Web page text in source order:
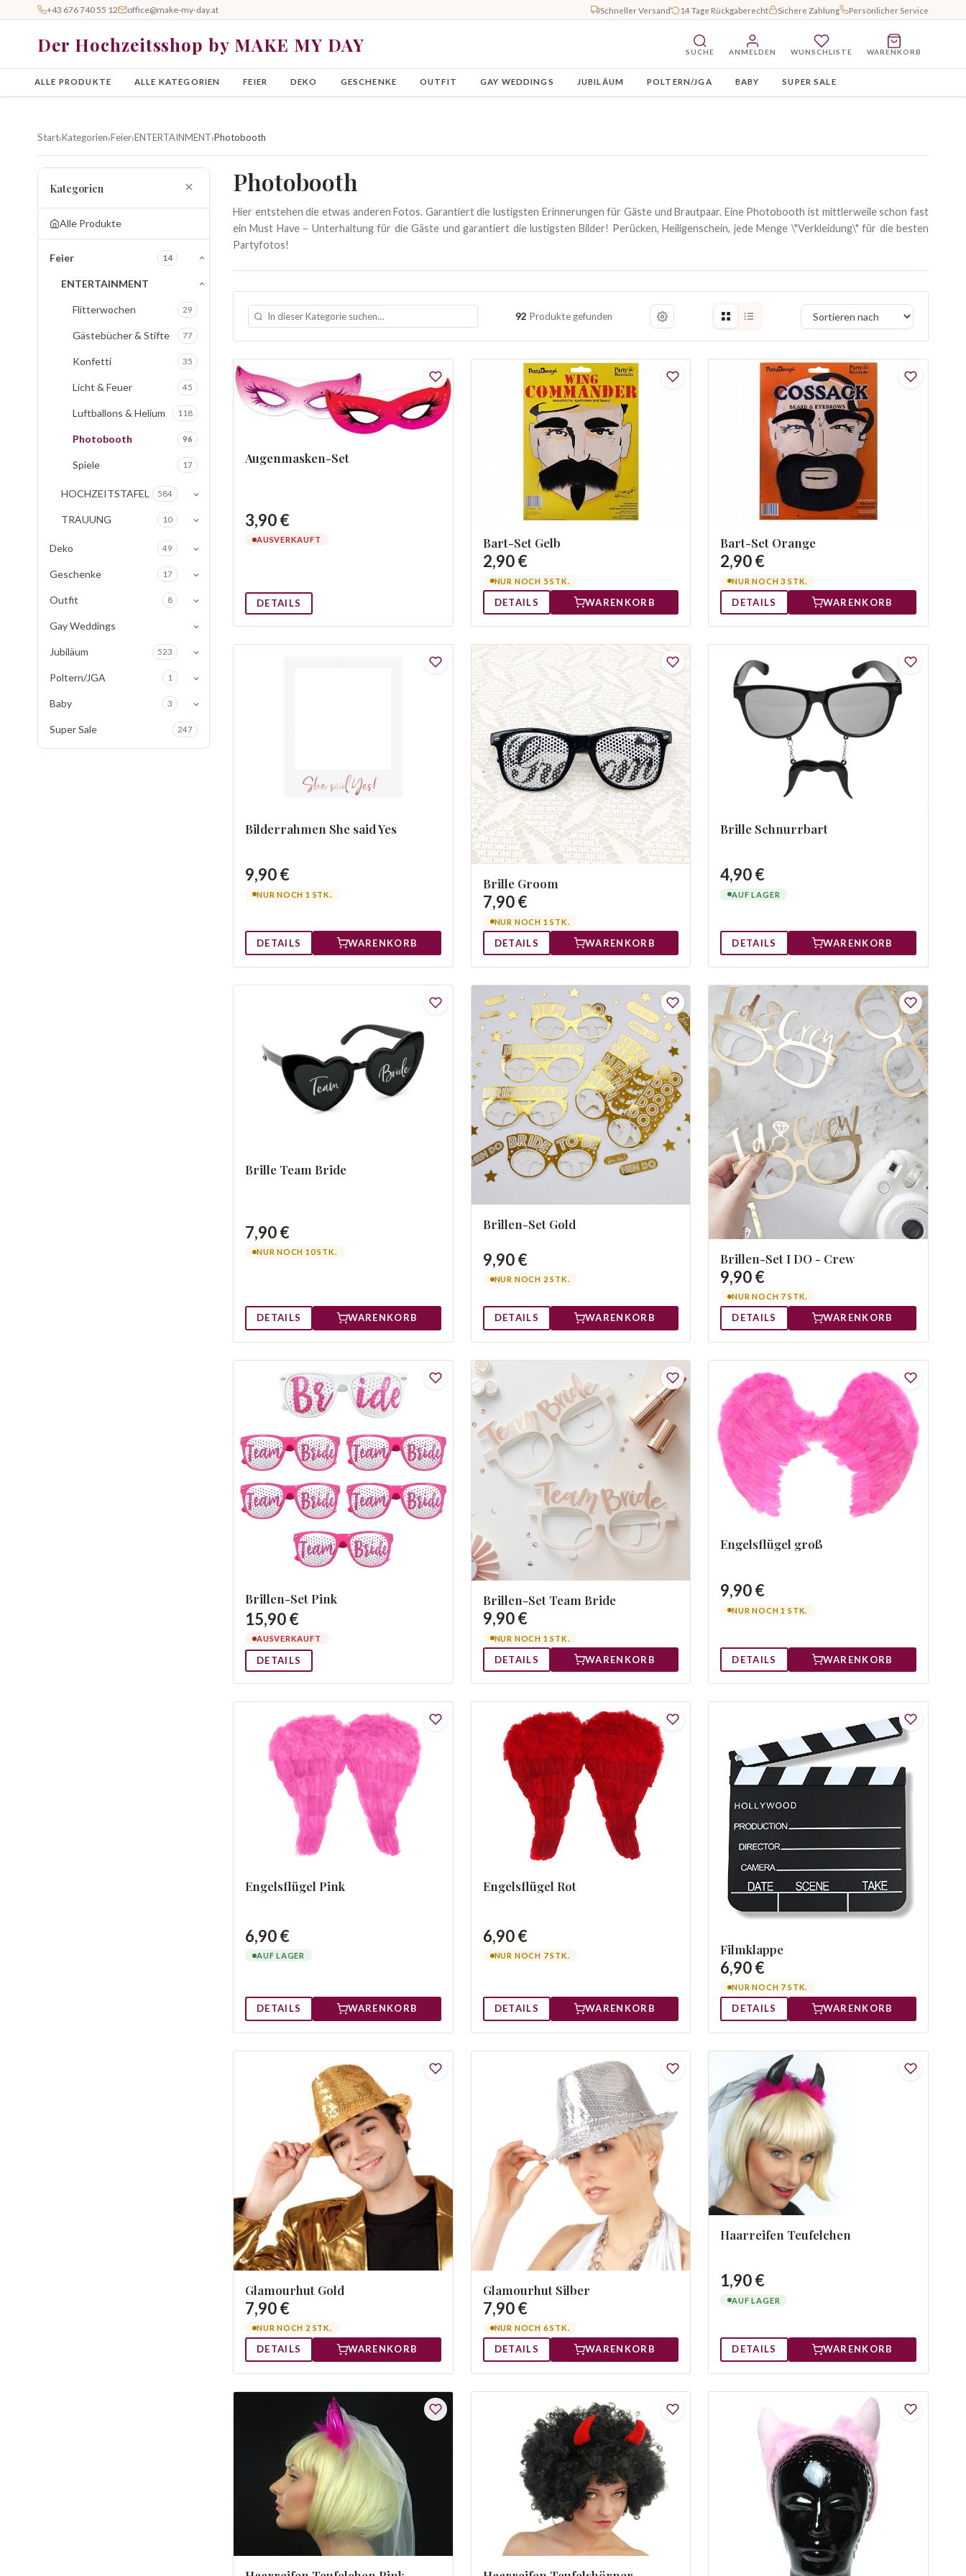
+43 676 740 55 12 office@make-my-day.at Schneller Versand 14 Tage Rückgaberecht Sichere Zahlung Persönlicher Service
Der Hochzeitsshop by MAKE MY DAY SUCHE ANMELDEN WUNSCHLISTE WARENKORB
ALLE PRODUKTE ALLE KATEGORIEN FEIER DEKO GESCHENKE OUTFIT GAY WEDDINGS JUBILÄUM POLTERN/JGA BABY SUPER SALE
Start›Kategorien›Feier›ENTERTAINMENT›Photobooth
Kategorien
Alle Produkte
Feier 14
ENTERTAINMENT
Flitterwochen 29
Gästebücher & Stifte 77
Konfetti 35
Licht & Feuer 45
Luftballons & Helium 118
Photobooth 96
Spiele 17
HOCHZEITSTAFEL 584
TRAUUNG 10
Deko 49
Geschenke 17
Outfit 8
Gay Weddings
Jubiläum 523
Poltern/JGA 1
Baby 3
Super Sale 247
Photobooth
Hier entstehen die etwas anderen Fotos. Garantiert die lustigsten Erinnerungen für Gäste und Brautpaar. Eine Photobooth ist mittlerweile schon fast
ein Must Have – Unterhaltung für die Gäste und garantiert die lustigsten Bilder! Perücken, Heiligenschein, jede Menge \"Verkleidung\" für die besten
Partyfotos!
92 Produkte gefunden
Augenmasken-Set
3,90 €
AUSVERKAUFT
DETAILS
Bart-Set Gelb
2,90 €
NUR NOCH 5 STK.
DETAILS WARENKORB
Bart-Set Orange
2,90 €
NUR NOCH 3 STK.
DETAILS WARENKORB
Bilderrahmen She said Yes
9,90 €
NUR NOCH 1 STK.
DETAILS WARENKORB
Brille Groom
7,90 €
NUR NOCH 1 STK.
DETAILS WARENKORB
Brille Schnurrbart
4,90 €
AUF LAGER
DETAILS WARENKORB
Brille Team Bride
7,90 €
NUR NOCH 10 STK.
DETAILS WARENKORB
Brillen-Set Gold
9,90 €
NUR NOCH 2 STK.
DETAILS WARENKORB
Brillen-Set I DO - Crew
9,90 €
NUR NOCH 7 STK.
DETAILS WARENKORB
Brillen-Set Pink
15,90 €
AUSVERKAUFT
DETAILS
Brillen-Set Team Bride
9,90 €
NUR NOCH 1 STK.
DETAILS WARENKORB
Engelsflügel groß
9,90 €
NUR NOCH 1 STK.
DETAILS WARENKORB
Engelsflügel Pink
6,90 €
AUF LAGER
DETAILS WARENKORB
Engelsflügel Rot
6,90 €
NUR NOCH 7 STK.
DETAILS WARENKORB
Filmklappe
6,90 €
NUR NOCH 7 STK.
DETAILS WARENKORB
Glamourhut Gold
7,90 €
NUR NOCH 2 STK.
DETAILS WARENKORB
Glamourhut Silber
7,90 €
NUR NOCH 6 STK.
DETAILS WARENKORB
Haarreifen Teufelchen
1,90 €
AUF LAGER
DETAILS WARENKORB